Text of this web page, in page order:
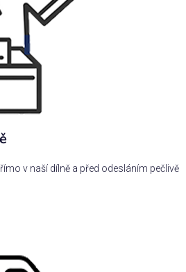
v naší dílně a před odesláním pečlivě